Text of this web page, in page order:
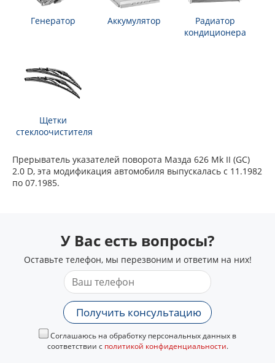
Генератор Аккумулятор
Радиатор
кондиционера
Щетки
стеклоочистителя
Прерыватель указателей поворота Мазда 626 Mk II (GC)
2.0 D, эта модификация автомобиля выпускалась с 11.1982
по 07.1985.
У Вас есть вопросы?
Оставьте телефон, мы перезвоним и ответим на них!
Получить консультацию
Соглашаюсь на обработку персональных данных в
соответствии с политикой конфиденциальности.